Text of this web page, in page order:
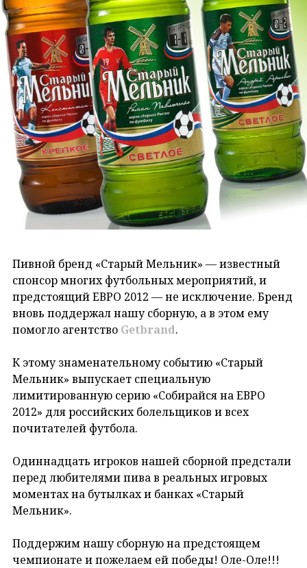
Пивной бренд «Старый Мельник» — известный
спонсор многих футбольных мероприятий, и
предстоящий ЕВРО 2012 — не исключение. Бренд
вновь поддержал нашу сборную, а в этом ему
помогло агентство Getbrand.
К этому знаменательному событию «Старый
Мельник» выпускает специальную
лимитированную серию «Собирайся на ЕВРО
2012» для российских болельщиков и всех
почитателей футбола.
Одиннадцать игроков нашей сборной предстали
перед любителями пива в реальных игровых
моментах на бутылках и банках «Старый
Мельник».
Поддержим нашу сборную на предстоящем
чемпионате и пожелаем ей победы! Оле-Оле!!!